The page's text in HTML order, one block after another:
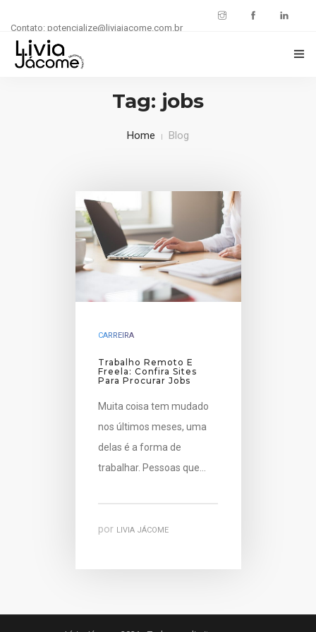
Contato: potencialize@liviajacome.com.br
Tag: jobs
Home Blog
CARREIRA
Trabalho Remoto E
Freela: Confira Sites
Para Procurar Jobs
Muita coisa tem mudado
nos últimos meses, uma
delas é a forma de
trabalhar. Pessoas que…
por LIVIA JÁCOME